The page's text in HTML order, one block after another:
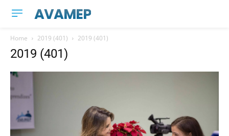
AVAMEP
Home 2019 (401) 2019 (401)
2019 (401)